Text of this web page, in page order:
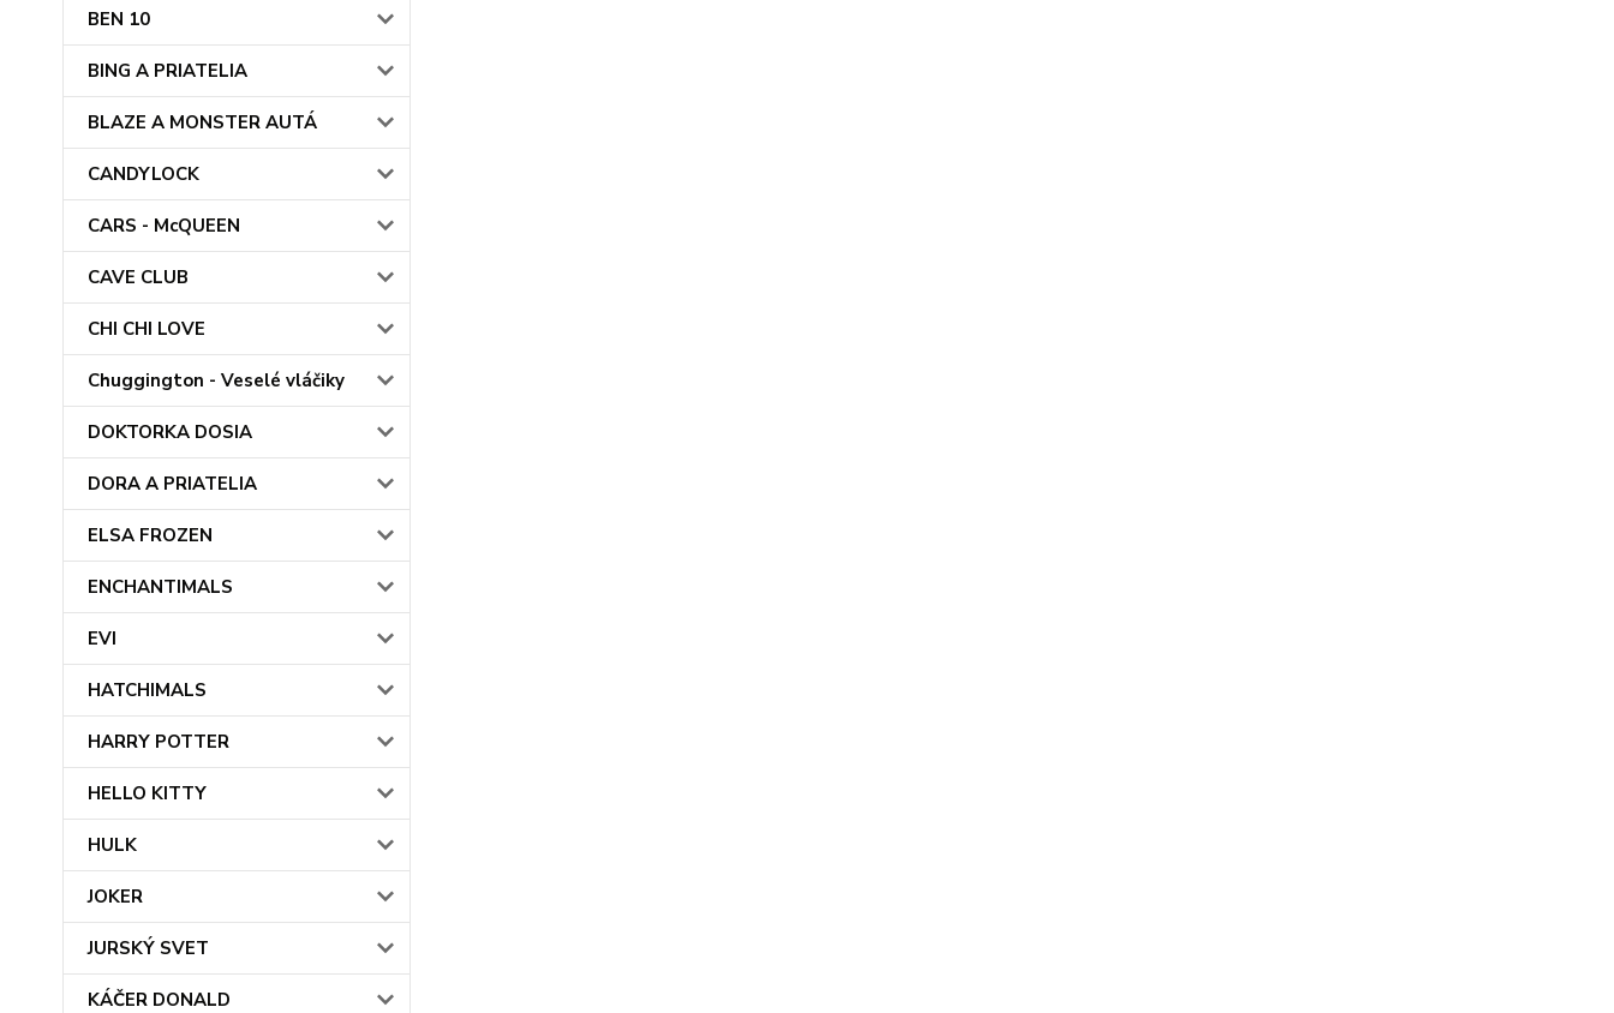
BEN 10
BING A PRIATELIA
BLAZE A MONSTER AUTÁ
CANDYLOCK
CARS - McQUEEN
CAVE CLUB
CHI CHI LOVE
Chuggington - Veselé vláčiky
DOKTORKA DOSIA
DORA A PRIATELIA
ELSA FROZEN
ENCHANTIMALS
EVI
HATCHIMALS
HARRY POTTER
HELLO KITTY
HULK
JOKER
JURSKÝ SVET
KÁČER DONALD